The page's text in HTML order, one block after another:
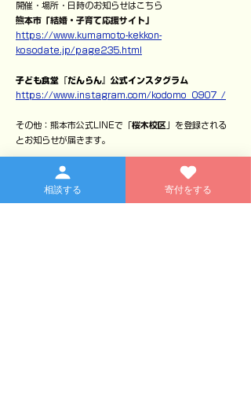
開催・場所・日時のお知らせはこちら
熊本市「結婚・子育て応援サイト」
https://www.kumamoto-kekkon-
kosodate.jp/page235.html
子ども食堂『だんらん』公式インスタグラム
https://www.instagram.com/kodomo_0907_/
その他： 熊本市公式LINEで「桜木校区 」を登録される
とお知らせが届きます。
相談する 寄付をする